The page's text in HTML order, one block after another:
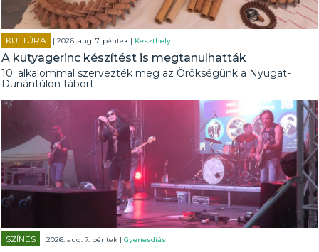
KULTÚRA | 2026. aug. 7. péntek | Keszthely
A kutyagerinc készítést is megtanulhatták
10. alkalommal szervezték meg az Örökségünk a Nyugat-
Dunántúlon tábort.
SZÍNES | 2026. aug. 7. péntek |Gyenesdiás